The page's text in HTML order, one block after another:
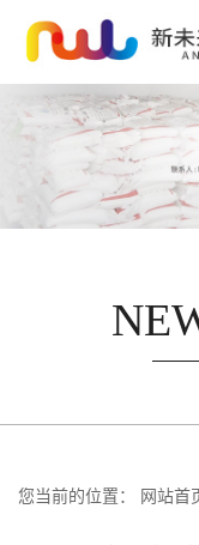
您当前的位置： 网站首